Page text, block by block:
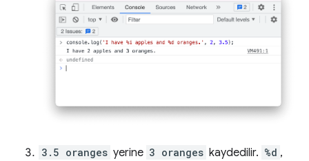
3.5 oranges yerine 3 oranges kaydedilir. %d ,